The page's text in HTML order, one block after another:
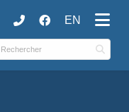
EN